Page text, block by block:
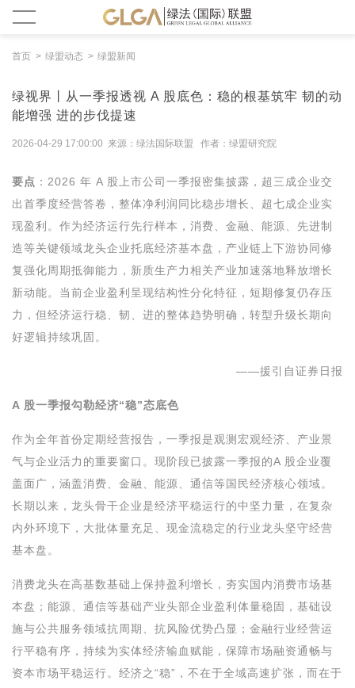
首页 绿盟动态 绿盟新闻
绿视界丨从一季报透视 A 股底色：稳的根基筑牢 韧的动
能增强 进的步伐提速
2026-04-29 17:00:00 来源：绿法国际联盟 作者：绿盟研究院
要点 ：2026 年 A 股上市公司一季报密集披露，超三成企业交
出首季度经营答卷，整体净利润同比稳步增长、超七成企业实
现盈利。作为经济运行先行样本，消费、金融、能源、先进制
造等关键领域龙头企业托底经济基本盘，产业链上下游协同修
复强化周期抵御能力，新质生产力相关产业加速落地释放增长
新动能。当前企业盈利呈现结构性分化特征，短期修复仍存压
力，但经济运行稳、韧、进的整体趋势明确，转型升级长期向
好逻辑持续巩固。
——援引自证券日报
A 股一季报勾勒经济“稳”态底色
作为全年首份定期经营报告，一季报是观测宏观经济、产业景
气与企业活力的重要窗口。现阶段已披露一季报的A 股企业覆
盖面广，涵盖消费、金融、能源、通信等国民经济核心领域。
长期以来，龙头骨干企业是经济平稳运行的中坚力量，在复杂
内外环境下，大批体量充足、现金流稳定的行业龙头坚守经营
基本盘。
消费龙头在高基数基础上保持盈利增长，夯实国内消费市场基
本盘；能源、通信等基础产业头部企业盈利体量稳固，基础设
施与公共服务领域抗周期、抗风险优势凸显；金融行业经营运
行平稳有序，持续为实体经济输血赋能，保障市场融资通畅与
资本市场平稳运行。经济之“稳”，不在于全域高速扩张，而在于